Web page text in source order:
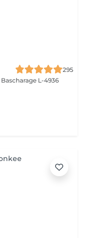
295
Bascharage L-4936